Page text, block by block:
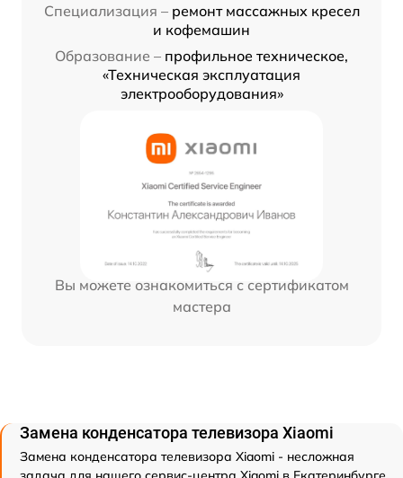
Специализация – ремонт массажных кресел
и кофемашин
Образование – профильное техническое,
«Техническая эксплуатация
электрооборудования»
Вы можете ознакомиться с сертификатом
мастера
Замена конденсатора телевизора Xiaomi
Замена конденсатора телевизора Xiaomi - несложная